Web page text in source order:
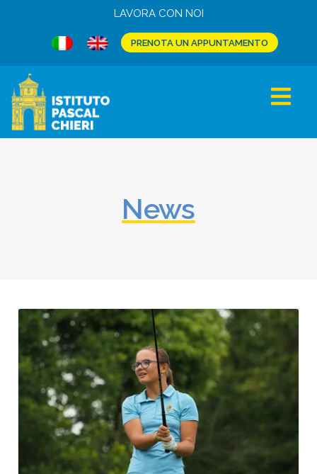
LAVORA CON NOI
PRENOTA UN APPUNTAMENTO
News